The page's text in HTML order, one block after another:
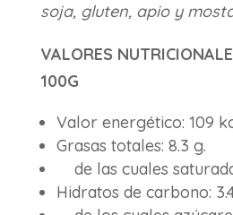
soja, gluten, apio y
VALORES
100G
Valor energético: 109
Grasas totales: 8.3 g.
de las cuales
Hidratos de carbono: